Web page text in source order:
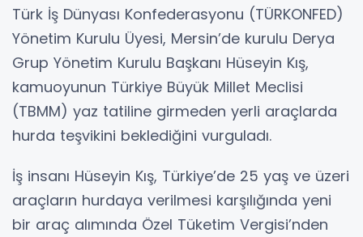
Türk İş Dünyası Konfederasyonu (TÜRKONFED)
Yönetim Kurulu Üyesi, Mersin’de kurulu Derya
Grup Yönetim Kurulu Başkanı Hüseyin Kış,
kamuoyunun Türkiye Büyük Millet Meclisi
(TBMM) yaz tatiline girmeden yerli araçlarda
hurda teşvikini beklediğini vurguladı.
İş insanı Hüseyin Kış, Türkiye’de 25 yaş ve üzeri
araçların hurdaya verilmesi karşılığında yeni
bir araç alımında Özel Tüketim Vergisi’nden